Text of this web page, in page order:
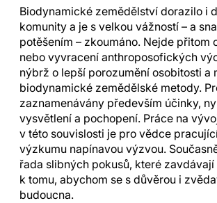
Biodynamické zemědělství dorazilo i
komunity a je s velkou vážností – a
potěšením – zkoumáno. Nejde přitom
nebo vyvracení anthroposofických
nýbrž o lepší porozumění osobitosti a
biodynamické zemědělské metody.
zaznamenávány především účinky,
vysvětlení a pochopení. Práce na
v této souvislosti je pro vědce
výzkumu napínavou výzvou.
řada slibných pokusů, které
k tomu, abychom se s důvěrou i
budoucna.